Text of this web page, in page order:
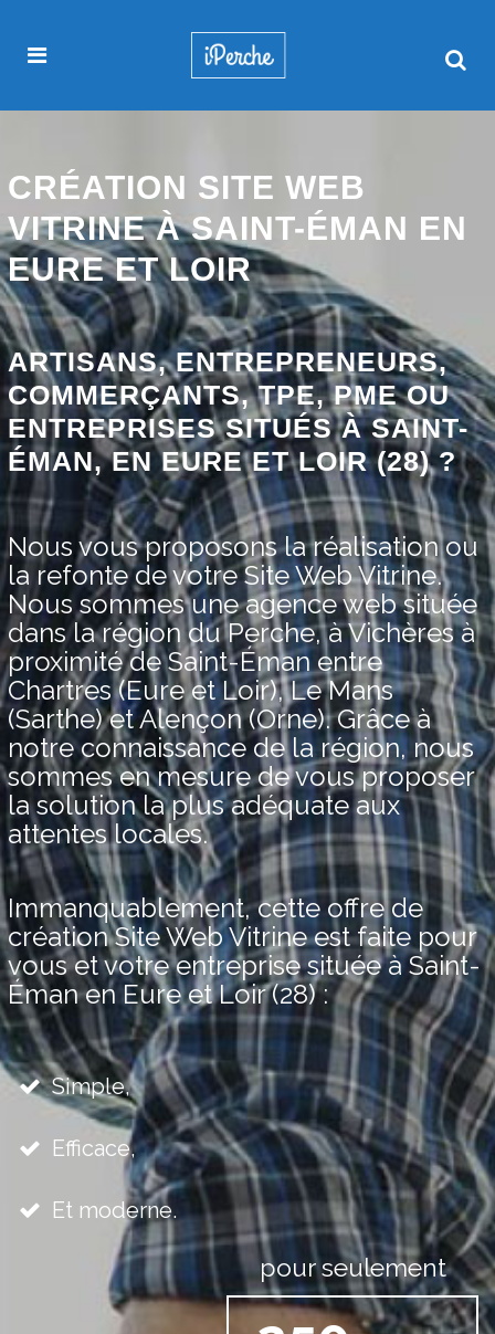
CRÉATION SITE WEB
VITRINE À SAINT-ÉMAN EN
EURE ET LOIR
ARTISANS, ENTREPRENEURS,
COMMERÇANTS, TPE, PME OU
ENTREPRISES SITUÉS À SAINT-
ÉMAN, EN EURE ET LOIR (28) ?
Nous vous proposons la réalisation ou
la refonte de votre Site Web Vitrine.
Nous sommes une agence web située
dans la région du Perche, à Vichères à
proximité de Saint-Éman entre
Chartres (Eure et Loir), Le Mans
(Sarthe) et Alençon (Orne). Grâce à
notre connaissance de la région, nous
sommes en mesure de vous proposer
la solution la plus adéquate aux
attentes locales.
Immanquablement, cette offre de
création Site Web Vitrine est faite pour
vous et votre entreprise située à Saint-
Éman en Eure et Loir (28) :
Simple,
Efficace,
Et moderne.
pour seulement